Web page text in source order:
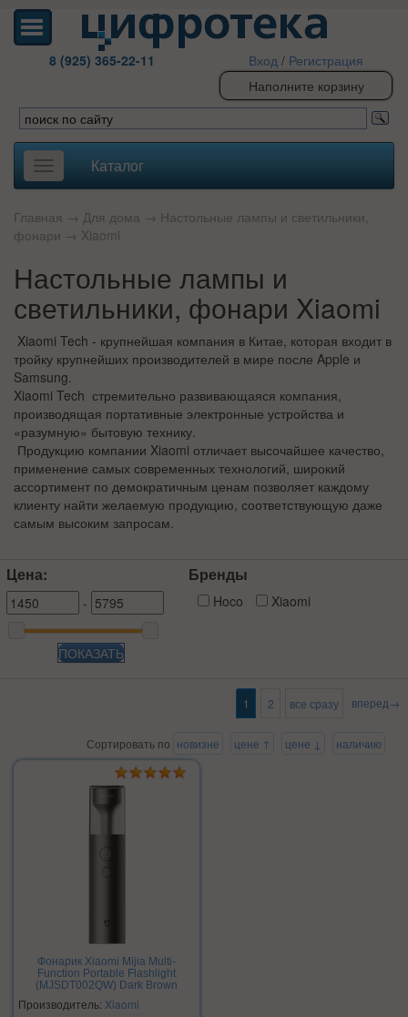
8 (925) 365-22-11 Вход / Регистрация
Наполните корзину
Toggle
navigation
Каталог
Главная → Для дома → Настольные лампы и светильники,
фонари → Xiaomi
Настольные лампы и
светильники, фонари Xiaomi
Xiaomi Tech - крупнейшая компания в Китае, которая входит в
тройку крупнейших производителей в мире после Apple и
Samsung.
Xiaomi Tech стремительно развивающаяся компания,
производящая портативные электронные устройства и
«разумную» бытовую технику.
Продукцию компании Xiaomi отличает высочайшее качество,
применение самых современных технологий, широкий
ассортимент по демократичным ценам позволяет каждому
клиенту найти желаемую продукцию, соответствующую даже
самым высоким запросам.
Цена:
-
ПОКАЗАТЬ
Бренды
Hoco Xiaomi
1 2 все сразу вперед→
Сортировать по новизне цене ↑ цене ↓ наличию
Фонарик Xiaomi Mijia Multi-
Function Portable Flashlight
(MJSDT002QW) Dark Brown
Производитель: Xiaomi